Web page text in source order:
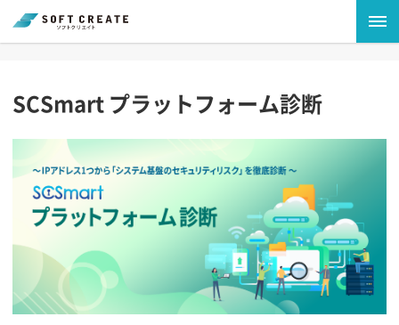
SCSmart プラットフォーム診断